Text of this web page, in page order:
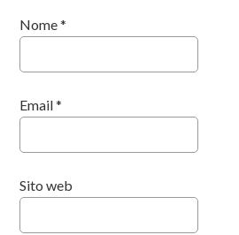
Nome*
Email*
Sito web